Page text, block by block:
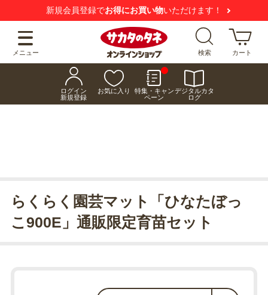
新規会員登録でお得にお買い物いただけます！
メニュー 検索 カート
ログイン
新規登録
お気に入り
特集・キャン
ペーン
デジタルカタ
ログ
らくらく園芸マット「ひなたぼっ
こ900E」通販限定育苗セット